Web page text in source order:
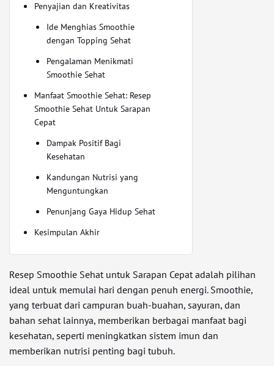
Penyajian dan Kreativitas
Ide Menghias Smoothie
dengan Topping Sehat
Pengalaman Menikmati
Smoothie Sehat
Manfaat Smoothie Sehat: Resep
Smoothie Sehat Untuk Sarapan
Cepat
Dampak Positif Bagi
Kesehatan
Kandungan Nutrisi yang
Menguntungkan
Penunjang Gaya Hidup Sehat
Kesimpulan Akhir
Resep Smoothie Sehat untuk Sarapan Cepat adalah pilihan
ideal untuk memulai hari dengan penuh energi. Smoothie,
yang terbuat dari campuran buah-buahan, sayuran, dan
bahan sehat lainnya, memberikan berbagai manfaat bagi
kesehatan, seperti meningkatkan sistem imun dan
memberikan nutrisi penting bagi tubuh.